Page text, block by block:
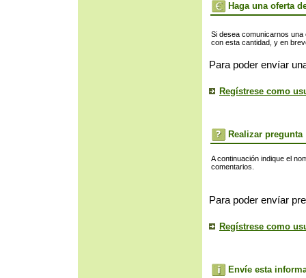
Haga una oferta
Si desea comunicarnos
con esta cantidad, y en
Para poder envíar
Regístrese como
Realizar pregunta
A continuación indique el
comentarios.
Para poder envíar
Regístrese como
Envíe esta